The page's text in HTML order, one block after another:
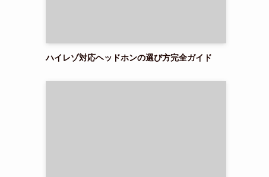
ハイレゾ対応ヘッドホンの選び方完全ガイド